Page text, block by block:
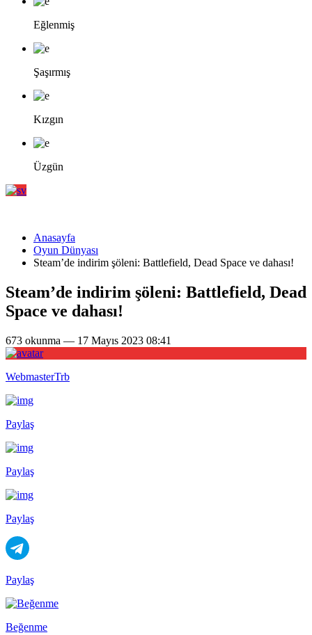
Eğlenmiş
Şaşırmış
Kızgın
Üzgün
Anasayfa
Oyun Dünyası
Steam’de indirim şöleni: Battlefield, Dead Space ve dahası!
Steam’de indirim şöleni: Battlefield, Dead
Space ve dahası!
673 okunma — 17 Mayıs 2023 08:41
WebmasterTrb
Paylaş
Paylaş
Paylaş
Paylaş
Beğenme